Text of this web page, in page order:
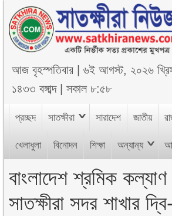
আজবৃহস্পতিবার |৬ই আগস্ট, ২০২৬
১৪৩৩ বঙ্গাব্দ|সকাল ৮:৫৮
প্রচ্ছদ সাতক্ষীরা সারাদেশ জাতীয়
খেলাধুলা বিনোদন শিক্ষা অন্যান্য
বাংলাদেশ শ্রমিক
সাতক্ষীরা সদর শাখার দ্বি-